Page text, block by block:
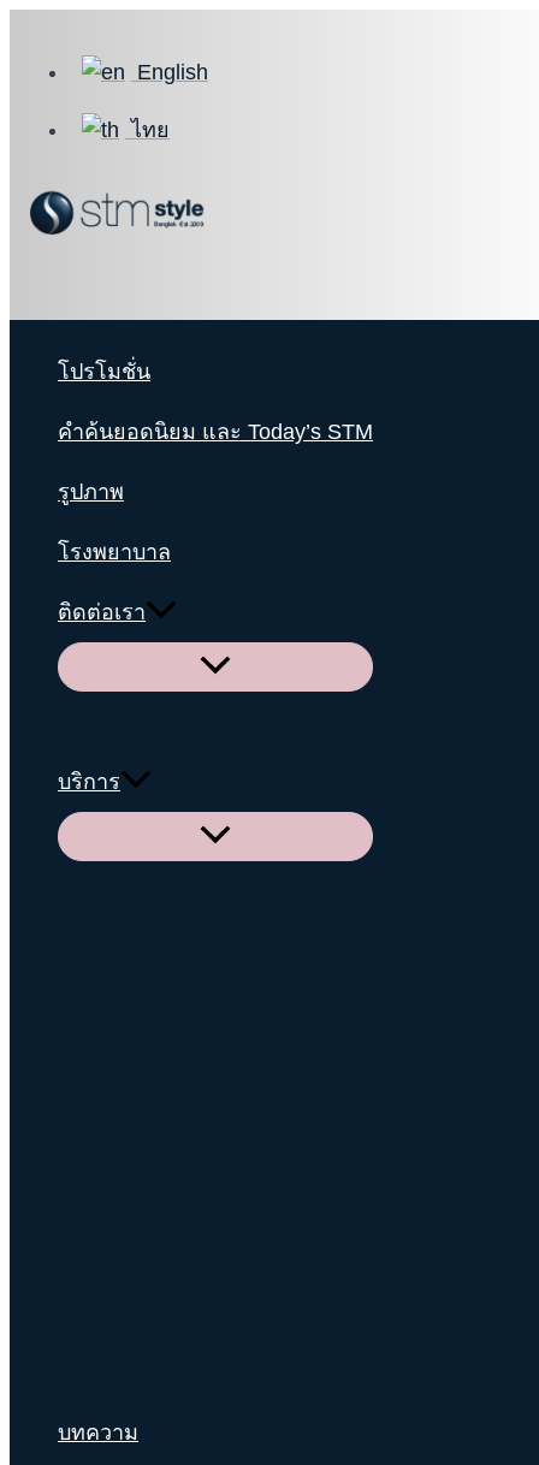
English
ไทย
โปรโมชั่น
คำค้นยอดนิยม และ Today’s STM
รูปภาพ
โรงพยาบาล
ติดต่อเรา
Menu
บริการ
Menu
บทความ